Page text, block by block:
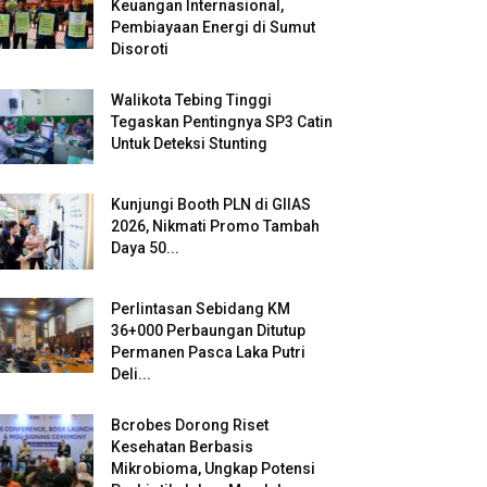
Keuangan Internasional,
Pembiayaan Energi di Sumut
Disoroti
Walikota Tebing Tinggi
Tegaskan Pentingnya SP3 Catin
Untuk Deteksi Stunting
Kunjungi Booth PLN di GIIAS
2026, Nikmati Promo Tambah
Daya 50...
Perlintasan Sebidang KM
36+000 Perbaungan Ditutup
Permanen Pasca Laka Putri
Deli...
Bcrobes Dorong Riset
Kesehatan Berbasis
Mikrobioma, Ungkap Potensi